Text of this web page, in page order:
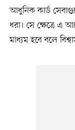
আধুনিক কার্ড
ধরা। সে ক্ষেত্রে এ
মাধ্যম হবে বলে